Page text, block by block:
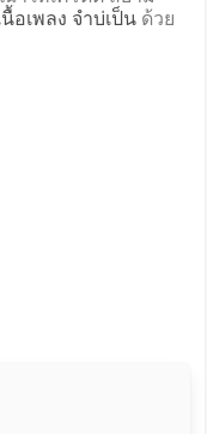
นื้อเพลง จำบ่เป็นด้วย